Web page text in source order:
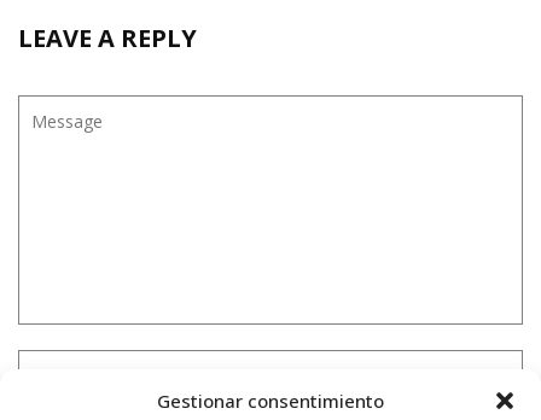
Gestionar consentimiento
LEAVE A REPLY